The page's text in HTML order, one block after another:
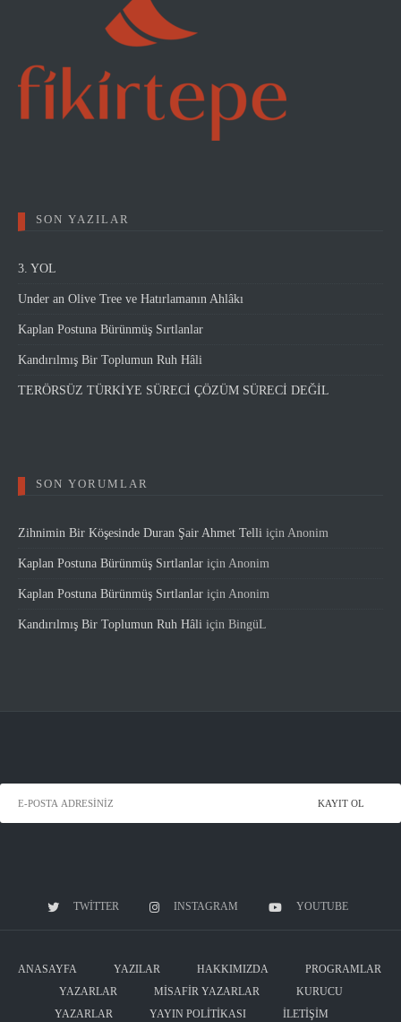
SON YAZILAR
3. YOL
Under an Olive Tree ve Hatırlamanın Ahlâkı
Kaplan Postuna Bürünmüş Sırtlanlar
Kandırılmış Bir Toplumun Ruh Hâli
TERÖRSÜZ TÜRKİYE SÜRECİ ÇÖZÜM SÜRECİ DEĞİL
SON YORUMLAR
Zihnimin Bir Köşesinde Duran Şair Ahmet Telli içinAnonim
Kaplan Postuna Bürünmüş Sırtlanlar içinAnonim
Kaplan Postuna Bürünmüş Sırtlanlar içinAnonim
Kandırılmış Bir Toplumun Ruh Hâli için BingüL
TWITTER INSTAGRAM YOUTUBE
ANASAYFA YAZILAR HAKKIMIZDA
PROGRAMLAR
YAZARLAR
MISAFIR YAZARLAR
KURUCU
YAZARLAR
YAYIN POLITIKASI İLETIŞIM